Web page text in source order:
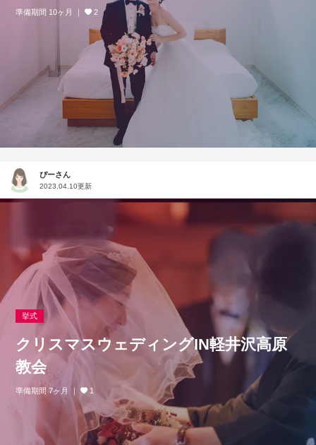
準備期間 10ヶ月 2
ぴーさん
2023.04.10更新
挙式
クリスマスウェディングIN軽井沢高原
教会
準備期間 7ヶ月 1